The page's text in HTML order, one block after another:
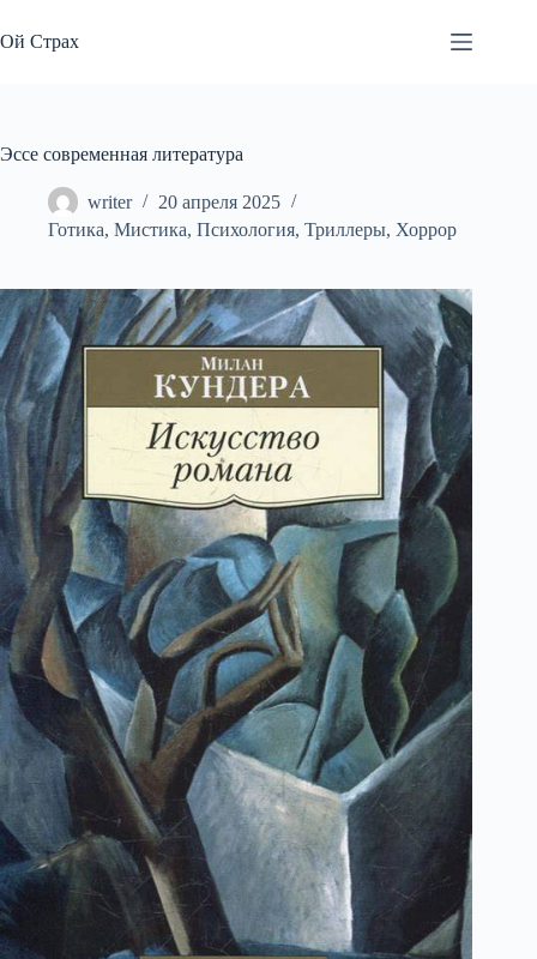
к
сути
Ой Страх
Эссе современная литература
writer
20 апреля 2025
Готика, Мистика, Психология, Триллеры, Хоррор